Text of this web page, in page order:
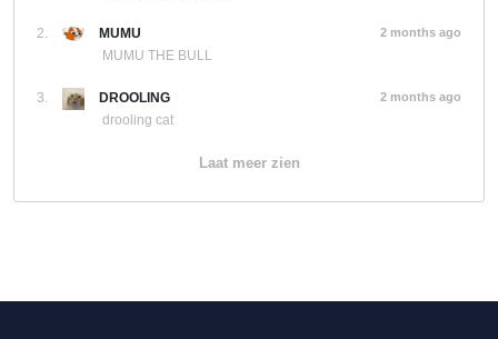
2.
MUMU
MUMU THE BULL
2 months ago
3.
DROOLING
drooling cat
2 months ago
Laat meer zien